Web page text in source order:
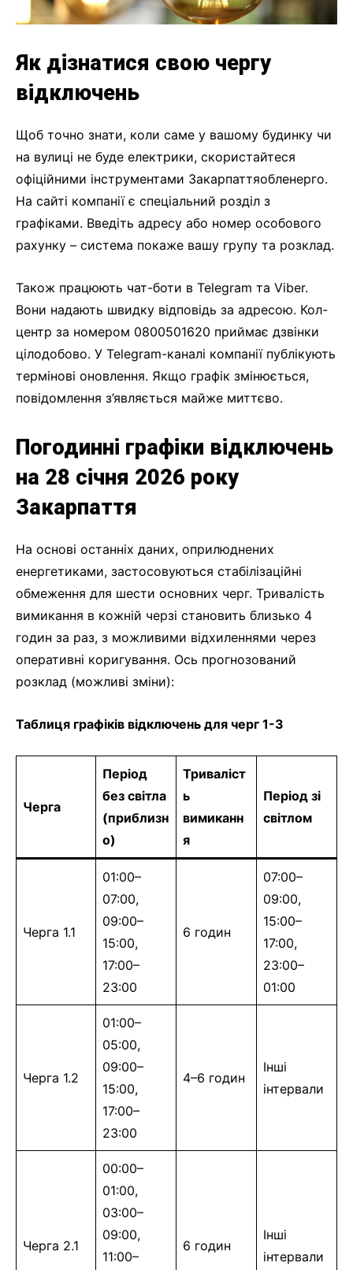
Як дізнатися свою чергу
відключень
Щоб точно знати, коли саме у вашому будинку чи
на вулиці не буде електрики, скористайтеся
офіційними інструментами Закарпаттяобленерго.
На сайті компанії є спеціальний розділ з
графіками. Введіть адресу або номер особового
рахунку – система покаже вашу групу та розклад.
Також працюють чат-боти в Telegram та Viber.
Вони надають швидку відповідь за адресою. Кол-
центр за номером 0800501620 приймає дзвінки
цілодобово. У Telegram-каналі компанії публікують
термінові оновлення. Якщо графік змінюється,
повідомлення з’являється майже миттєво.
Погодинні графіки відключень
на 28 січня 2026 року
Закарпаття
На основі останніх даних, оприлюднених
енергетиками, застосовуються стабілізаційні
обмеження для шести основних черг. Тривалість
вимикання в кожній черзі становить близько 4
годин за раз, з можливими відхиленнями через
оперативні коригування. Ось прогнозований
розклад (можливі зміни):
Таблиця графіків відключень для черг 1-3
Черга
Період
без світла
(приблизн
о)
Триваліст
ь
вимиканн
я
Період зі
світлом
Черга 1.1
01:00–
07:00,
09:00–
15:00,
17:00–
23:00
6 годин
07:00–
09:00,
15:00–
17:00,
23:00–
01:00
Черга 1.2
01:00–
05:00,
09:00–
15:00,
17:00–
23:00
4–6 годин
Інші
інтервали
Черга 2.1
00:00–
01:00,
03:00–
09:00,
11:00–
6 годин
Інші
інтервали